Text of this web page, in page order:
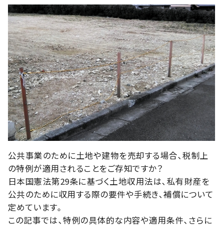
公共事業のために土地や建物を売却する場合、税制上
の特例が適用されることをご存知ですか？
日本国憲法第29条に基づく土地収用法は、私有財産を
公共のために収用する際の要件や手続き、補償について
定めています。
この記事では、特例の具体的な内容や適用条件、さらに